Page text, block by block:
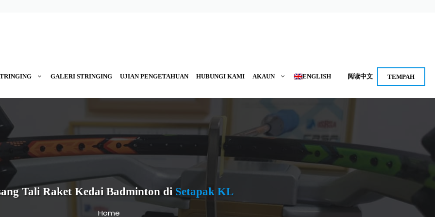
GALERI STRINGING UJIAN PENGETAHUAN HUBUNGI KAMI AKAUN ENGLISH 阅读中文 TEMPAH
Tali Raket Kedai Badminton di Setapak KL
Home